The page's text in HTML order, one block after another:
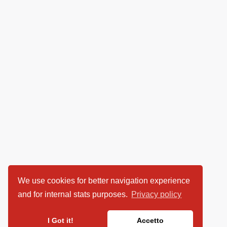
We use cookies for better navigation experience
and for internal stats purposes. Privacy policy
I Got it! Accetto